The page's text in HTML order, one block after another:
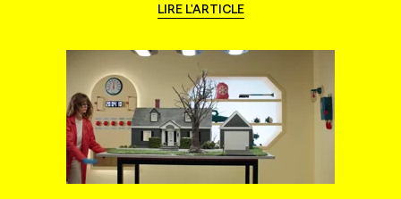
LIRE L'ARTICLE